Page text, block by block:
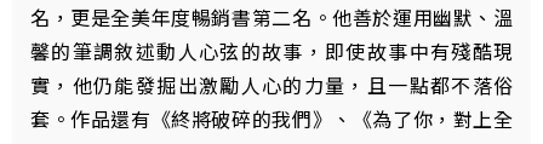
名，更是全美年度暢銷書第二名。他善於運用幽默、溫
馨的筆調敘述動人心弦的故事，即使故事中有殘酷現
實，他仍能發掘出激勵人心的力量，且一點都不落俗
套。作品還有《終將破碎的我們》、《為了你，對上全